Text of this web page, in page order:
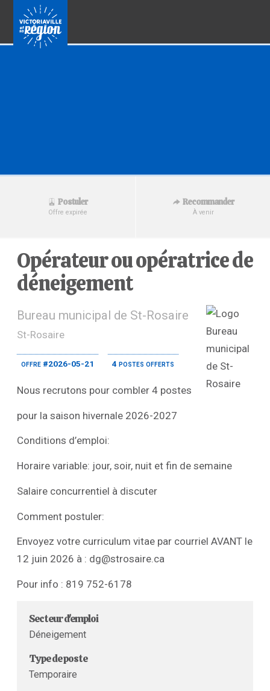
Postuler
Offre expirée
Recommander
À venir
Opérateur ou opératrice de
déneigement
Bureau municipal de St-Rosaire
St-Rosaire
offre #2026-05-21 4 postes offerts
Nous recrutons pour combler 4 postes
pour la saison hivernale 2026-2027
Conditions d’emploi:
Horaire variable: jour, soir, nuit et fin de semaine
Salaire concurrentiel à discuter
Comment postuler:
Envoyez votre curriculum vitae par courriel AVANT le
12 juin 2026 à : dg@strosaire.ca
Pour info : 819 752-6178
Secteur d'emploi
Déneigement
Type de poste
Temporaire